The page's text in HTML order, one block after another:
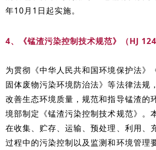
年10月1日起实施。
4、《锰渣污染控制技术规范》（HJ
为贯彻《中华人民共和国环境保护法》
固体废物污染环境防治法》等法律法规
改善生态环境质量，规范和指导锰渣的
境部制定《锰渣污染控制技术规范》。
在收集、贮存、运输、预处理、利用、
过程中的污染控制以及监测和环境管理